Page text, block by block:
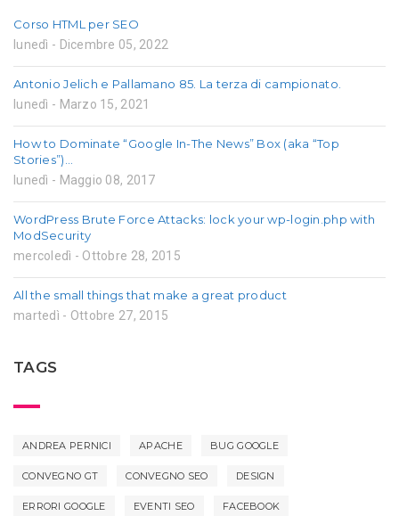
Corso HTML per SEO
lunedì - Dicembre 05, 2022
Antonio Jelich e Pallamano 85. La terza di campionato.
lunedì - Marzo 15, 2021
How to Dominate “Google In-The News” Box (aka “Top
Stories”)…
lunedì - Maggio 08, 2017
WordPress Brute Force Attacks: lock your wp-login.php with
ModSecurity
mercoledì - Ottobre 28, 2015
All the small things that make a great product
martedì - Ottobre 27, 2015
TAGS
ANDREA PERNICI APACHE BUG GOOGLE
CONVEGNO GT CONVEGNO SEO DESIGN
ERRORI GOOGLE EVENTI SEO FACEBOOK